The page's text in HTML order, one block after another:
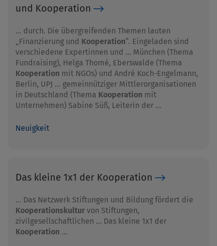
und Kooperation
… durch. Die übergreifenden Themen lauten
„Finanzierung und Kooperation“. Eingeladen sind
verschiedene Expertinnen und … München (Thema
Fundraising), Helga Thomé, Eberswalde (Thema
Kooperation mit NGOs) und André Koch-Engelmann,
Berlin, UPJ … gemeinnütziger Mittlerorganisationen
in Deutschland (Thema Kooperation mit
Unternehmen) Sabine Süß, Leiterin der …
Neuigkeit
Das kleine 1x1 der Kooperation
… Das Netzwerk Stiftungen und Bildung fördert die
Kooperationskultur von Stiftungen,
zivilgesellschaftlichen … Das kleine 1x1 der
Kooperation …